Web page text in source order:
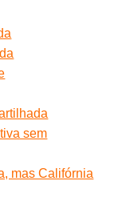
sem
mas Califórnia